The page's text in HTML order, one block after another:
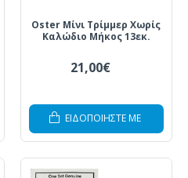
Oster Μίνι Τρίμμερ Χωρίς
Καλώδιο Μήκος 13εκ.
21,00€
ΕΙΔΟΠΟΙΗΣΤΕ ΜΕ